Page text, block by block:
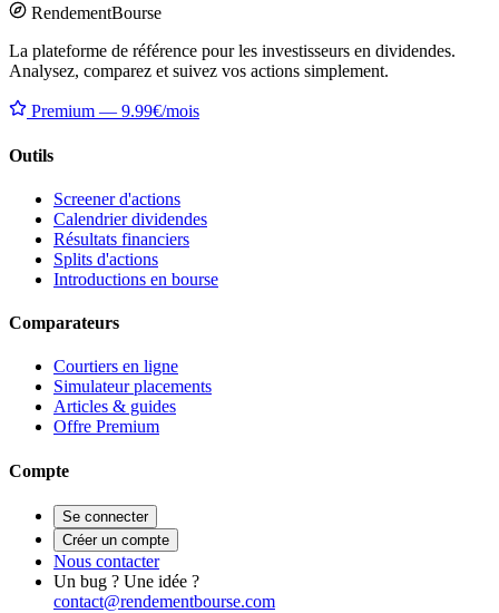
RendementBourse
La plateforme de référence pour les investisseurs en dividendes.
Analysez, comparez et suivez vos actions simplement.
Premium — 9.99€/mois
Outils
Screener d'actions
Calendrier dividendes
Résultats financiers
Splits d'actions
Introductions en bourse
Comparateurs
Courtiers en ligne
Simulateur placements
Articles & guides
Offre Premium
Compte
Se connecter
Créer un compte
Nous contacter
Un bug ? Une idée ?
contact@rendementbourse.com